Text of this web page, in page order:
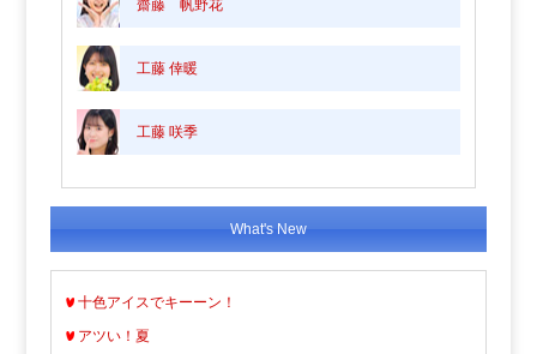
齋藤 帆野花
工藤 倖暖
工藤 咲季
What's New
十色アイスでキーーン！
アツい！夏